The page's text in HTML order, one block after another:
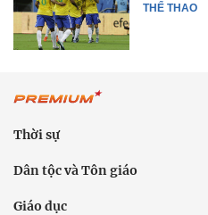
THỂ THAO
Thời sự
Dân tộc và Tôn giáo
Giáo dục